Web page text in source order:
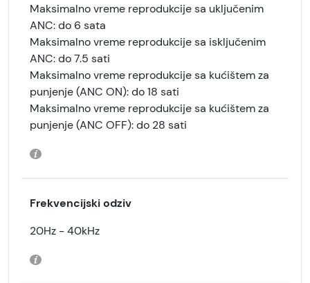
Maksimalno vreme reprodukcije sa uključenim
ANC: do 6 sata
Maksimalno vreme reprodukcije sa isključenim
ANC: do 7.5 sati
Maksimalno vreme reprodukcije sa kućištem za
punjenje (ANC ON): do 18 sati
Maksimalno vreme reprodukcije sa kućištem za
punjenje (ANC OFF): do 28 sati
Frekvencijski odziv
20Hz - 40kHz